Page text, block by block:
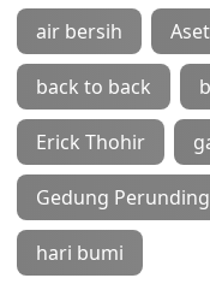
air bersih
back to back
Erick Thohir
Gedung
hari bumi